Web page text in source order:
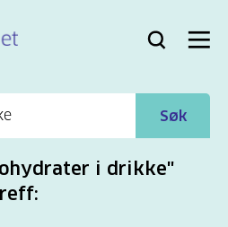
Bli
Logg
Søk Meny
Søk
i drikke"